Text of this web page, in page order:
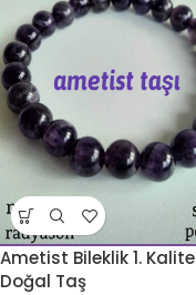
Ametist Bileklik 1. Kalite
Doğal Taş